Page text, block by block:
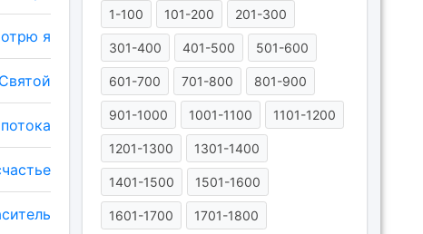
я
1-100 101-200 201-300
301-400 401-500 501-600
601-700 701-800 801-900
901-1000 1001-1100 1101-1200
1201-1300 1301-1400
1401-1500 1501-1600
1601-1700 1701-1800